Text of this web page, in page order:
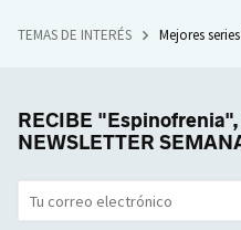
TEMAS DE INTERÉS Mejores
RECIBE
NEWSLETTER